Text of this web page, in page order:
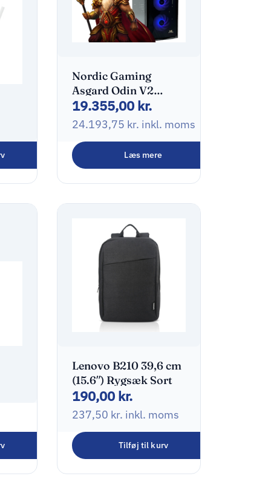
Nordic Gaming
Asgard Odin V2
Gaming PC | Ryzen 7
9800X3D 32GB RTX
5070 Ti 1TB
19.355,00 kr.
24.193,75 kr. inkl. moms
Læs mere
Lenovo B210 39,6 cm
(15.6″) Rygsæk Sort
190,00 kr.
237,50 kr. inkl. moms
Tilføj til kurv